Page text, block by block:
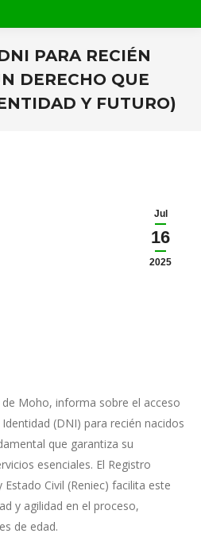
PARA RECIÉN
DERECHO QUE
Y FUTURO)
Jul
16
2025
Moho, informa sobre el acceso
(DNI) para recién nacidos
que garantiza su
esenciales. El Registro
Civil (Reniec) facilita este
y agilidad en el proceso,
de edad.